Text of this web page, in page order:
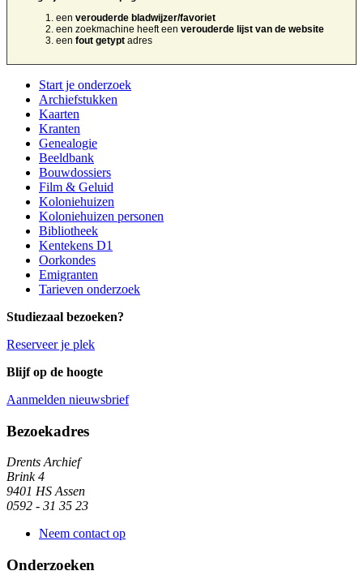
een verouderde bladwijzer/favoriet
een zoekmachine heeft een verouderde lijst van de website
een fout getypt adres
Start je onderzoek
Archiefstukken
Kaarten
Kranten
Genealogie
Beeldbank
Bouwdossiers
Film & Geluid
Koloniehuizen
Koloniehuizen personen
Bibliotheek
Kentekens D1
Oorkondes
Emigranten
Tarieven onderzoek
Studiezaal bezoeken?
Reserveer je plek
Blijf op de hoogte
Aanmelden nieuwsbrief
Algemene informatie
Bezoekadres
Drents Archief
Brink 4
9401 HS Assen
0592 - 31 35 23
Neem contact op
Onderzoeken